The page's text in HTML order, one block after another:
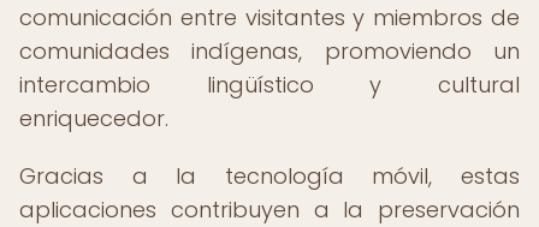
comunicación entre visitantes y miembros de
comunidades indígenas, promoviendo un
intercambio lingüístico y cultural
enriquecedor.
Gracias a la tecnología móvil, estas
aplicaciones contribuyen a la preservación